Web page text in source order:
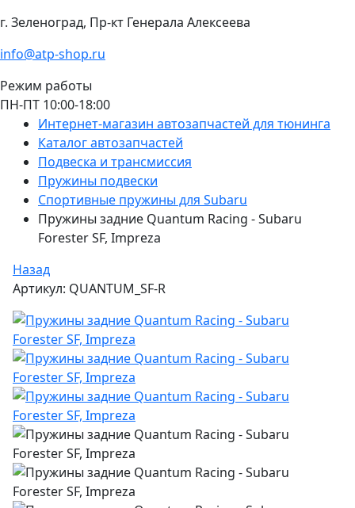
г. Зеленоград, Пр-кт Генерала Алексеева
info@atp-shop.ru
Режим работы
ПН-ПТ 10:00-18:00
Интернет-магазин автозапчастей для тюнинга
Каталог автозапчастей
Подвеска и трансмиссия
Пружины подвески
Спортивные пружины для Subaru
Пружины задние Quantum Racing - Subaru
Forester SF, Impreza
Назад
Артикул: QUANTUM_SF-R